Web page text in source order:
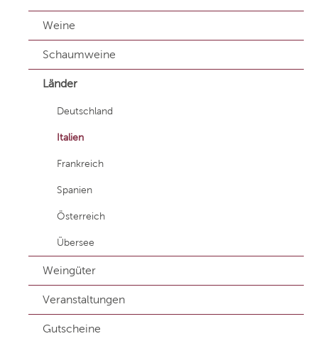
Weine
Schaumweine
Länder
Deutschland
Italien
Frankreich
Spanien
Österreich
Übersee
Weingüter
Veranstaltungen
Gutscheine